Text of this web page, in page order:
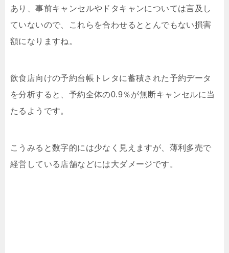
あり、事前キャンセルやドタキャンについては言及し
ていないので、これらを合わせるととんでもない損害
額になりますね。
飲食店向けの予約台帳トレタに蓄積された予約データ
を分析すると、予約全体の0.9％が無断キャンセルに当
たるようです。
こうみると数字的には少なく見えますが、薄利多売で
経営している店舗などには大ダメージです。